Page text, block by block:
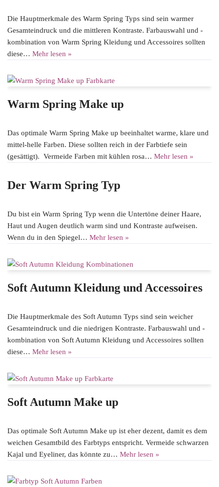
Die Hauptmerkmale des Warm Spring Typs sind sein warmer
Gesamteindruck und die mittleren Kontraste. Farbauswahl und -
kombination von Warm Spring Kleidung und Accessoires sollten
diese… Mehr lesen »
Warm Spring Make up
Das optimale Warm Spring Make up beeinhaltet warme, klare und
mittel-helle Farben. Diese sollten reich in der Farbtiefe sein
(gesättigt). Vermeide Farben mit kühlen rosa… Mehr lesen »
Der Warm Spring Typ
Du bist ein Warm Spring Typ wenn die Untertöne deiner Haare,
Haut und Augen deutlich warm sind und Kontraste aufweisen.
Wenn du in den Spiegel… Mehr lesen »
Soft Autumn Kleidung und Accessoires
Die Hauptmerkmale des Soft Autumn Typs sind sein weicher
Gesamteindruck und die niedrigen Kontraste. Farbauswahl und -
kombination von Soft Autumn Kleidung und Accessoires sollten
diese… Mehr lesen »
Soft Autumn Make up
Das optimale Soft Autumn Make up ist eher dezent, damit es dem
weichen Gesamtbild des Farbtyps entspricht. Vermeide schwarzen
Kajal und Eyeliner, das könnte zu… Mehr lesen »